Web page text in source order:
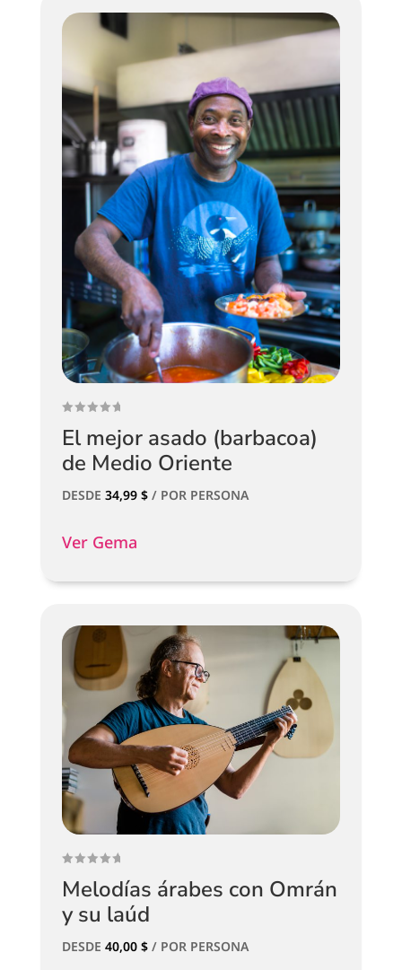
El mejor asado (barbacoa)
de Medio Oriente
DESDE 34,99 $/ POR PERSONA
Ver Gema
Melodías árabes con Omrán
y su laúd
DESDE 40,00 $/ POR PERSONA